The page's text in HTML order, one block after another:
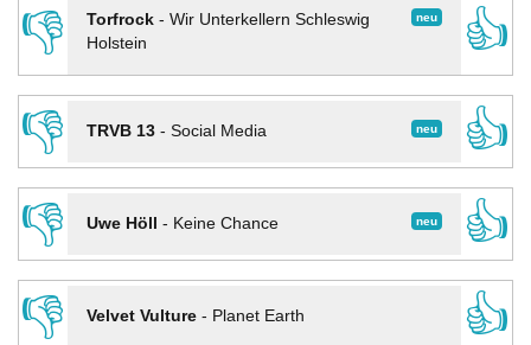
👎
neu
Torfrock- Wir Unterkellern Schleswig
Holstein
👍
👎
neu
TRVB 13- Social Media
👍
👎
neu
Uwe Höll - Keine Chance
👍
👎
Velvet Vulture- Planet Earth
👍